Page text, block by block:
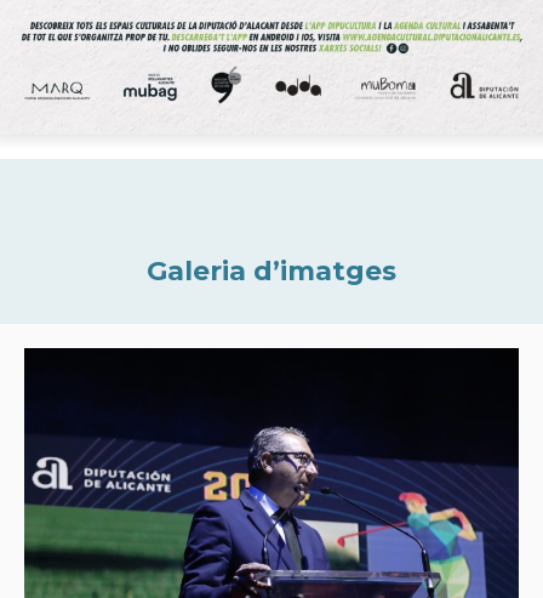
Galeria d’imatges